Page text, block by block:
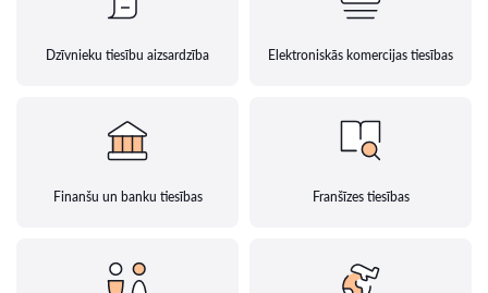
Dzīvnieku tiesību aizsardzība Elektroniskās komercijas tiesības
Finanšu un banku tiesības Franšīzes tiesības